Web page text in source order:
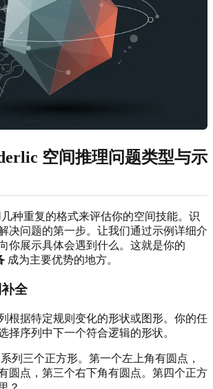
空间推理问题类型与示
几种重复的格式来评估你的空间技能。识
决问题的第一步。让我们通过示例详细介
你展示具体会遇到什么。这就是你的
成为主要优势的地方。
全
根据特定规则变化的形状或图形。你的任
择序列中下一个符合逻辑的形状。
列三个正方形。第一个左上角有圆点，
圆点，第三个右下角有圆点。第四个正方